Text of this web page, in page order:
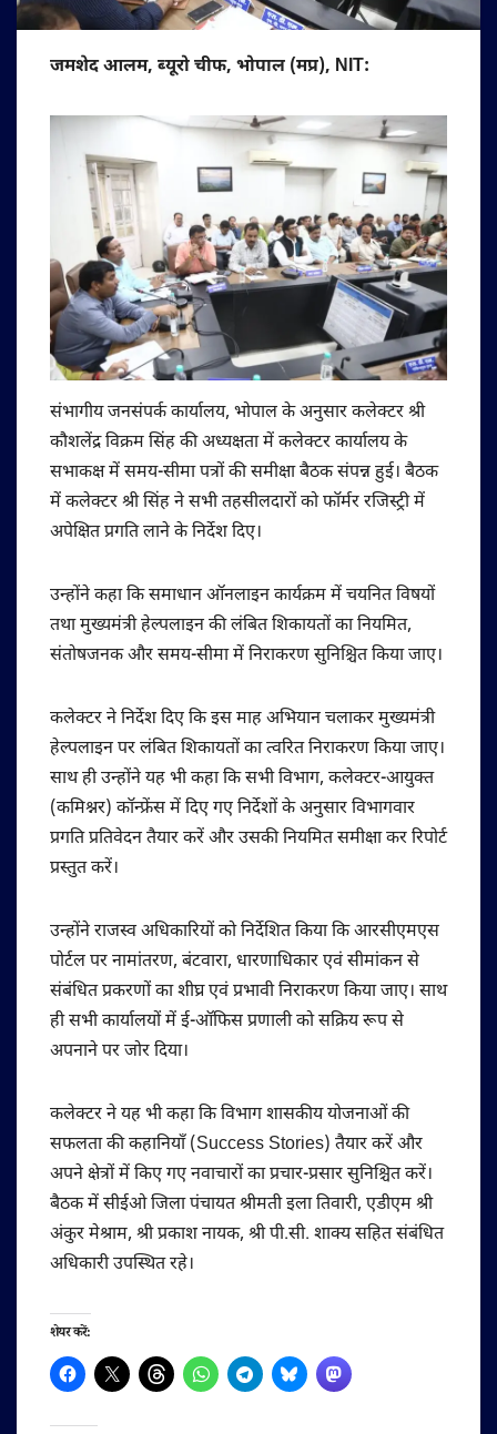
जमशेद आलम, ब्यूरो चीफ, भोपाल (मप्र), NIT:
संभागीय जनसंपर्क कार्यालय, भोपाल के अनुसार कलेक्टर श्री
कौशलेंद्र विक्रम सिंह की अध्यक्षता में कलेक्टर कार्यालय के
सभाकक्ष में समय-सीमा पत्रों की समीक्षा बैठक संपन्न हुई। बैठक
में कलेक्टर श्री सिंह ने सभी तहसीलदारों को फॉर्मर रजिस्ट्री में
अपेक्षित प्रगति लाने के निर्देश दिए।
उन्होंने कहा कि समाधान ऑनलाइन कार्यक्रम में चयनित विषयों
तथा मुख्यमंत्री हेल्पलाइन की लंबित शिकायतों का नियमित,
संतोषजनक और समय-सीमा में निराकरण सुनिश्चित किया जाए।
कलेक्टर ने निर्देश दिए कि इस माह अभियान चलाकर मुख्यमंत्री
हेल्पलाइन पर लंबित शिकायतों का त्वरित निराकरण किया जाए।
साथ ही उन्होंने यह भी कहा कि सभी विभाग, कलेक्टर-आयुक्त
(कमिश्नर) कॉन्फ्रेंस में दिए गए निर्देशों के अनुसार विभागवार
प्रगति प्रतिवेदन तैयार करें और उसकी नियमित समीक्षा कर रिपोर्ट
प्रस्तुत करें।
उन्होंने राजस्व अधिकारियों को निर्देशित किया कि आरसीएमएस
पोर्टल पर नामांतरण, बंटवारा, धारणाधिकार एवं सीमांकन से
संबंधित प्रकरणों का शीघ्र एवं प्रभावी निराकरण किया जाए। साथ
ही सभी कार्यालयों में ई-ऑफिस प्रणाली को सक्रिय रूप से
अपनाने पर जोर दिया।
कलेक्टर ने यह भी कहा कि विभाग शासकीय योजनाओं की
सफलता की कहानियाँ (Success Stories) तैयार करें और
अपने क्षेत्रों में किए गए नवाचारों का प्रचार-प्रसार सुनिश्चित करें।
बैठक में सीईओ जिला पंचायत श्रीमती इला तिवारी, एडीएम श्री
अंकुर मेश्राम, श्री प्रकाश नायक, श्री पी.सी. शाक्य सहित संबंधित
अधिकारी उपस्थित रहे।
शेयर करें: